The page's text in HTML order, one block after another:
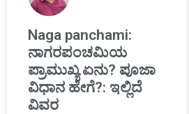
Naga panchami:
ನಾಗರಪಂಚಮಿಯ
ಪ್ರಾಮುಖ್ಯ ಏನು? ಪೂಜಾ
ವಿಧಾನ ಹೇಗೆ?: ಇಲ್ಲಿದೆ
ವಿವರ